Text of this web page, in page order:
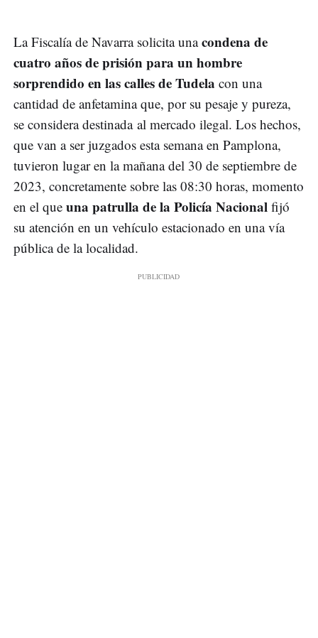
La Fiscalía de Navarra solicita unacondena de
cuatro años de prisión para un hombre
sorprendido en las calles de Tudela con una
cantidad de anfetamina que, por su pesaje y pureza,
se considera destinada al mercado ilegal. Los hechos,
que van a ser juzgados esta semana en Pamplona,
tuvieron lugar en la mañana del 30 de septiembre de
2023, concretamente sobre las 08:30 horas, momento
en el que una patrulla de la Policía Nacional fijó
su atención en un vehículo estacionado en una vía
pública de la localidad.